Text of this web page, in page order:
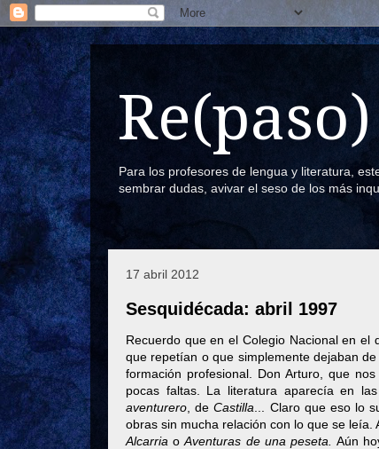
Para los profesores de lengua y literatura,
sembrar dudas, avivar el seso de los más
17 abril 2012
Sesquidécada: abril 1997
Recuerdo que en el Colegio Nacional en el
que repetían o que simplemente dejaban
formación profesional. Don Arturo, que
pocas faltas. La literatura aparecía en
aventurero , deCastilla ... Claro que eso lo
obras sin mucha relación con lo que se
Alcarria oAventuras de una peseta.
Aún